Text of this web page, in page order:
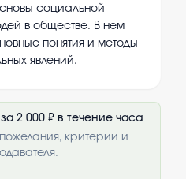
социальной
в обществе. В нем
понятия и методы
явлений.
2 000 ₽ в течение часа
критерии и